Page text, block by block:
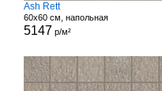
Ash Rett
60x60 см, напольная
5147 р/м²